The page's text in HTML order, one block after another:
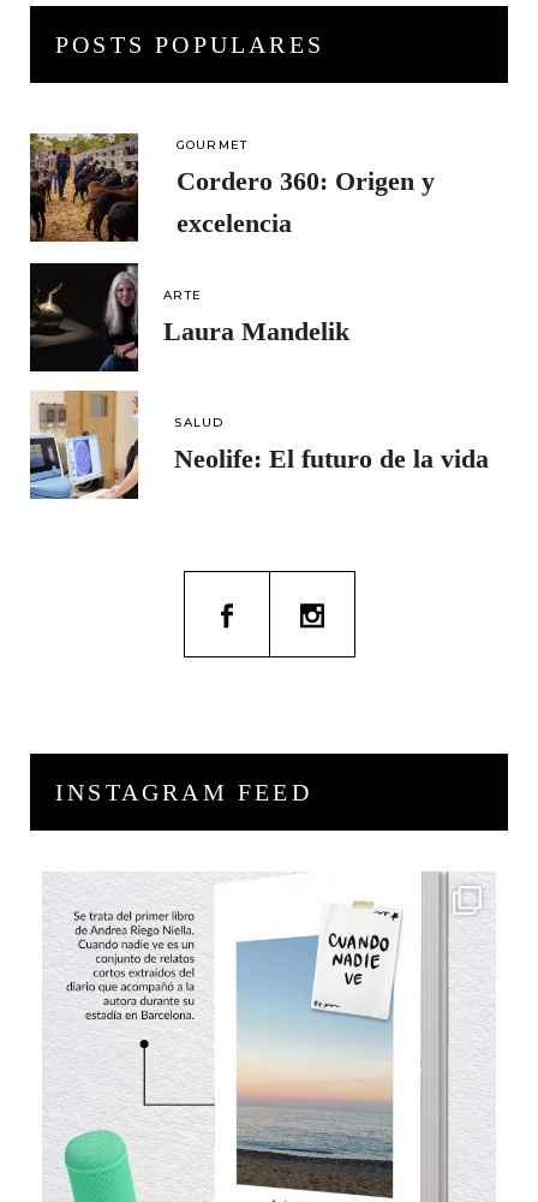
POSTS POPULARES
GOURMET
Cordero 360: Origen y
excelencia
ARTE
Laura Mandelik
SALUD
Neolife: El futuro de la vida
INSTAGRAM FEED